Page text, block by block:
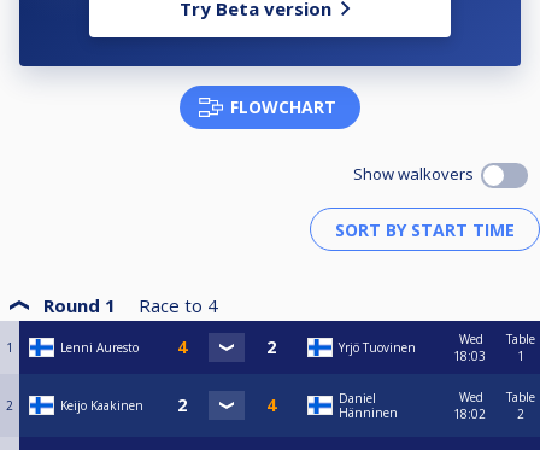
Try Beta version
FLOWCHART
Show walkovers
Round 1 Race to 4
1 Lenni Auresto Yrjö Tuovinen
Wed
18:03
Table
1
2 Keijo Kaakinen
Daniel
Hänninen
Wed
18:02
Table
2